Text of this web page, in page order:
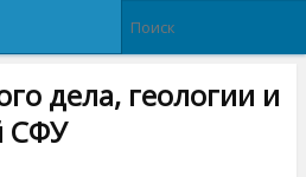
дела, геологии и
СФУ